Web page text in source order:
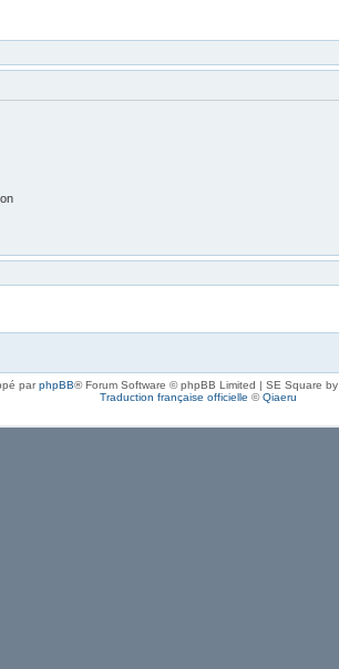
parphpBB® Forum Software © phpBB Limited | SE Square by
Traduction française officielle ©Qiaeru